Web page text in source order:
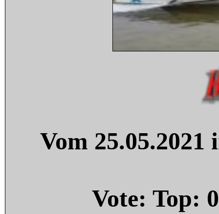
Vom
Vote: Top: 0